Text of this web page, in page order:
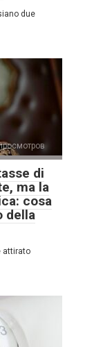
due
di
ma la
cosa
della
attirato